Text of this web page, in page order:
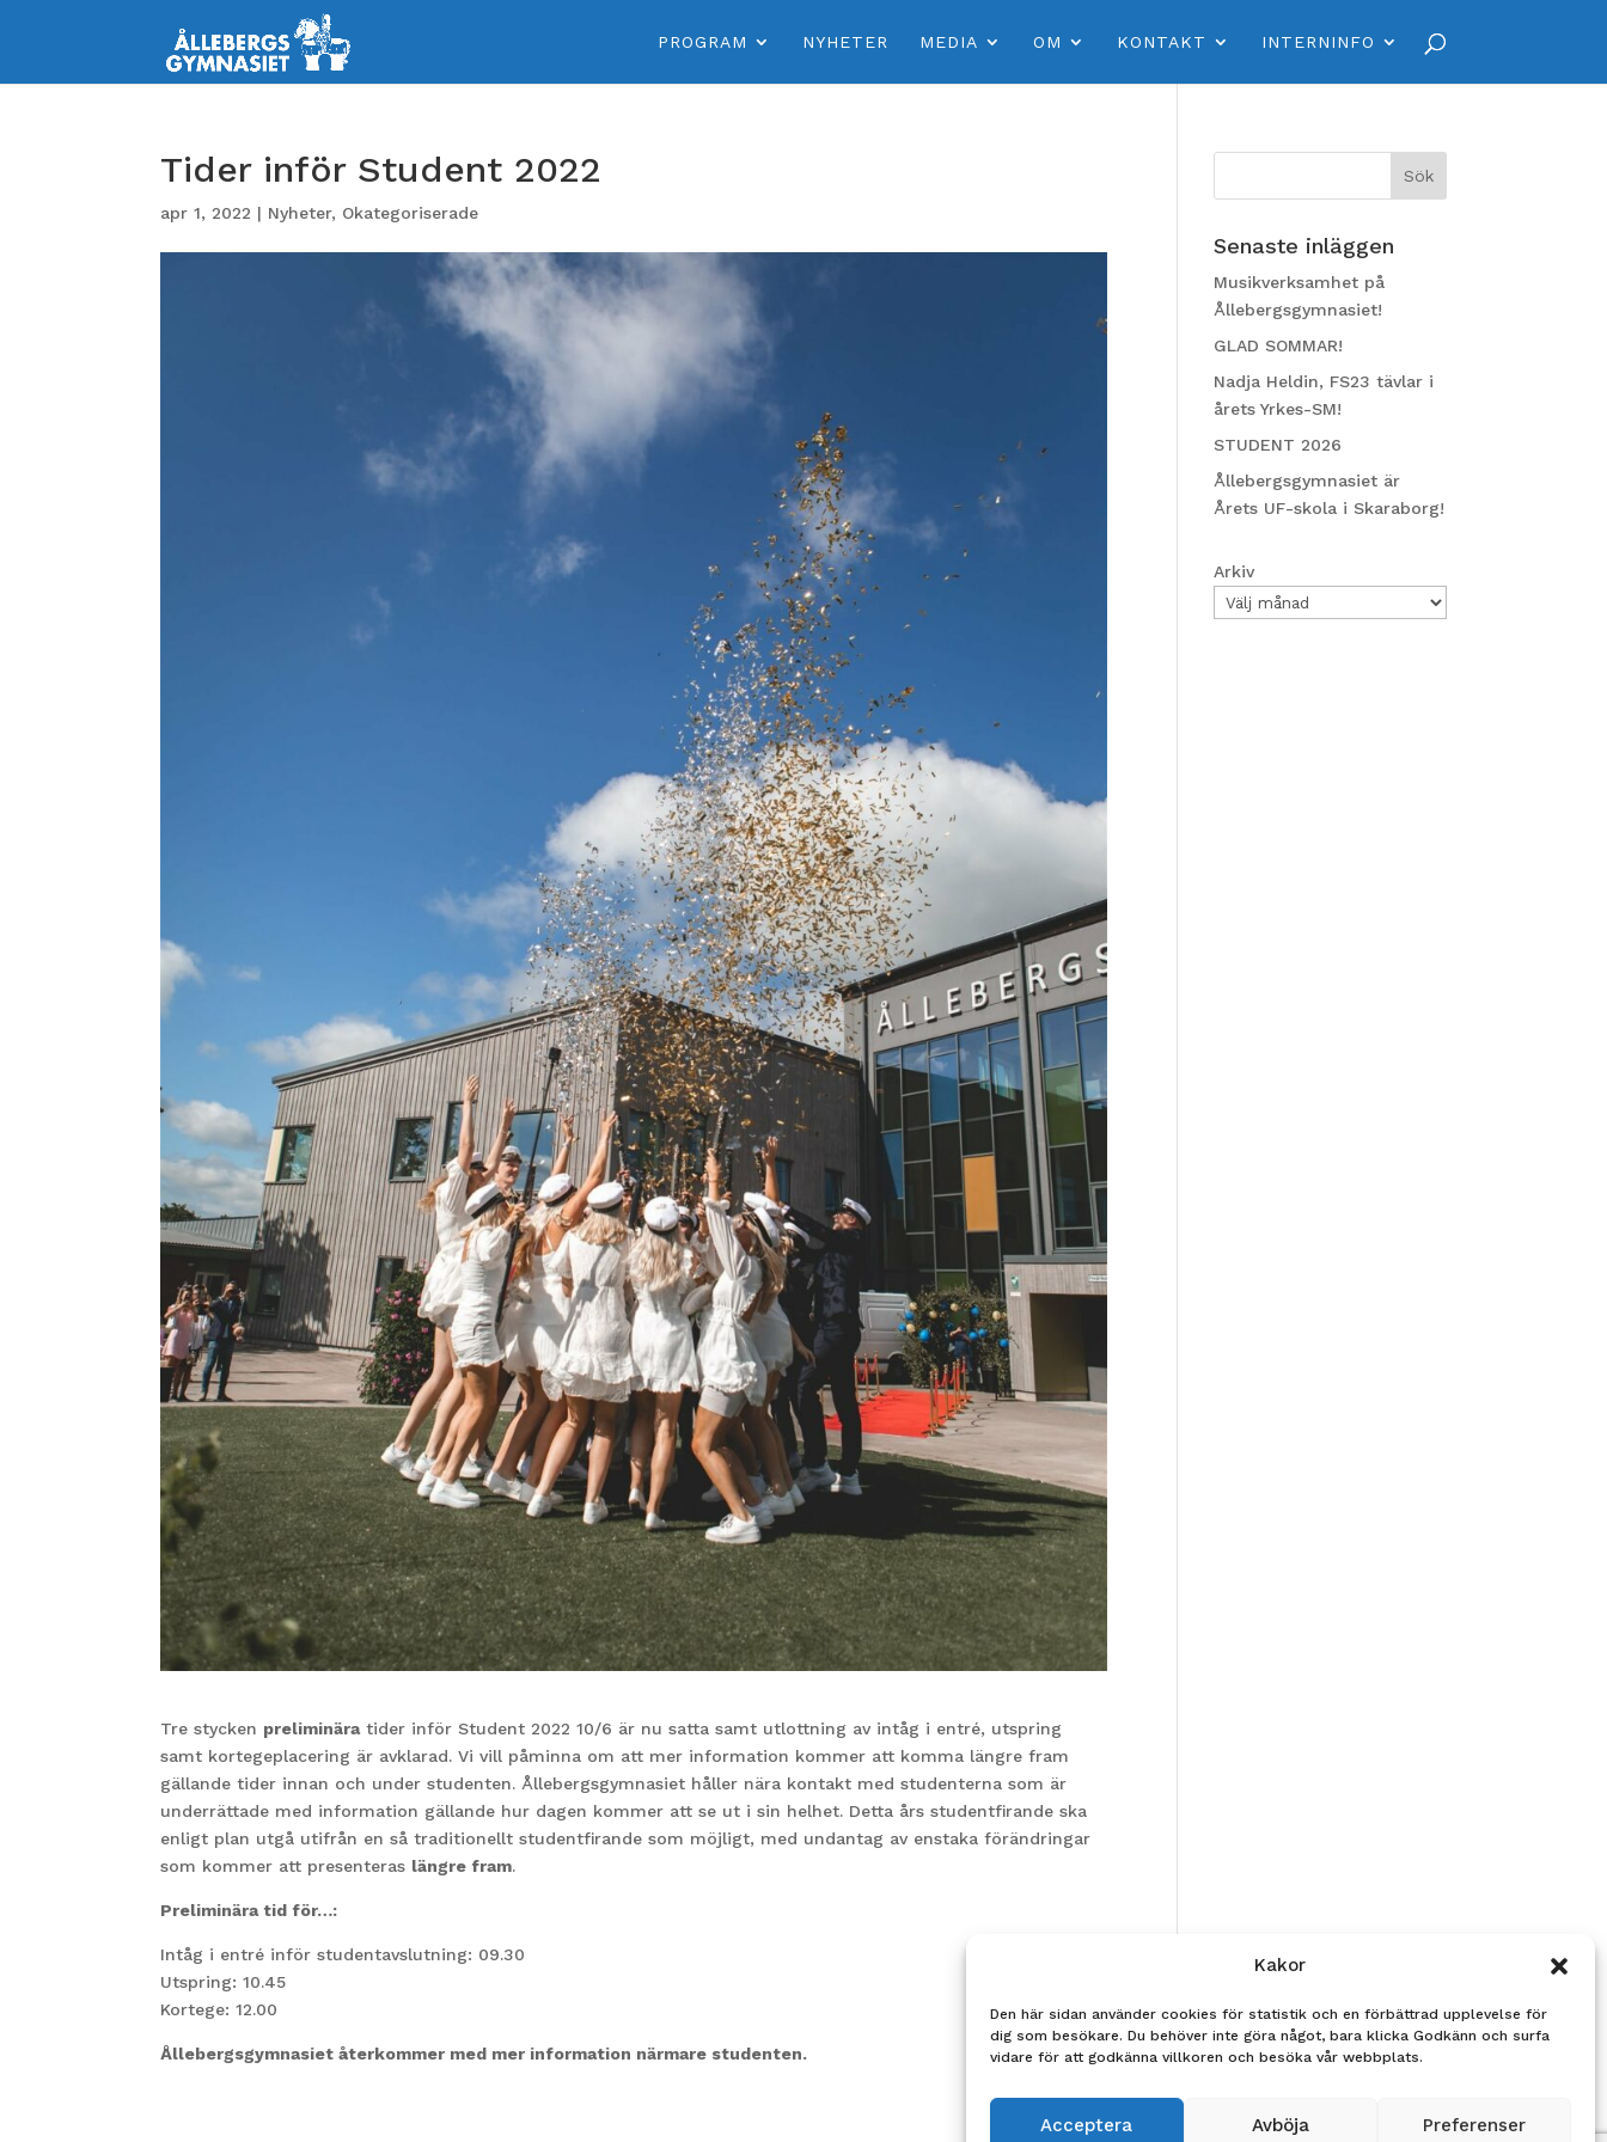
Kakor
Den här sidan använder cookies för statistik och en förbättrad upplevelse för
dig som besökare. Du behöver inte göra något, bara klicka Godkänn och surfa
vidare för att godkänna villkoren och besöka vår webbplats.
Acceptera Avböja Preferenser
PROGRAM NYHETER MEDIA OM KONTAKT INTERNINFO
Tider inför Student 2022
apr 1, 2022 | Nyheter, Okategoriserade
Tre stycken preliminäratider inför Student 2022 10/6 är nu satta samt utlottning av intåg i entré, utspring
samt kortegeplacering är avklarad. Vi vill påminna om att mer information kommer att komma längre fram
gällande tider innan och under studenten. Ållebergsgymnasiet håller nära kontakt med studenterna som är
underrättade med information gällande hur dagen kommer att se ut i sin helhet. Detta års studentfirande ska
enligt plan utgå utifrån en så traditionellt studentfirande som möjligt, med undantag av enstaka förändringar
som kommer att presenteras längre fram.
Preliminära tid för…:
Intåg i entré inför studentavslutning: 09.30
Utspring: 10.45
Kortege: 12.00
Ållebergsgymnasiet återkommer med mer information närmare studenten.
Senaste inläggen
Musikverksamhet på
Ållebergsgymnasiet!
GLAD SOMMAR!
Nadja Heldin, FS23 tävlar i
årets Yrkes-SM!
STUDENT 2026
Ållebergsgymnasiet är
Årets UF-skola i Skaraborg!
Arkiv